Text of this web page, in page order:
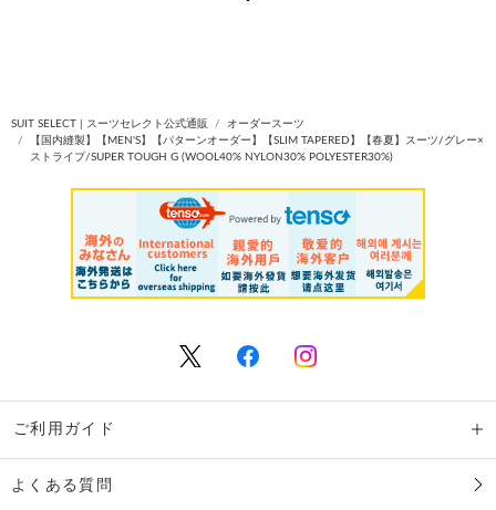
SUIT SELECT | スーツセレクト公式通販
オーダースーツ
【国内縫製】【MEN'S】【パターンオーダー】【SLIM TAPERED】【春夏】スーツ/グレー×
ストライプ/SUPER TOUGH G (WOOL40% NYLON30% POLYESTER30%)
ご利用ガイド
よくある質問